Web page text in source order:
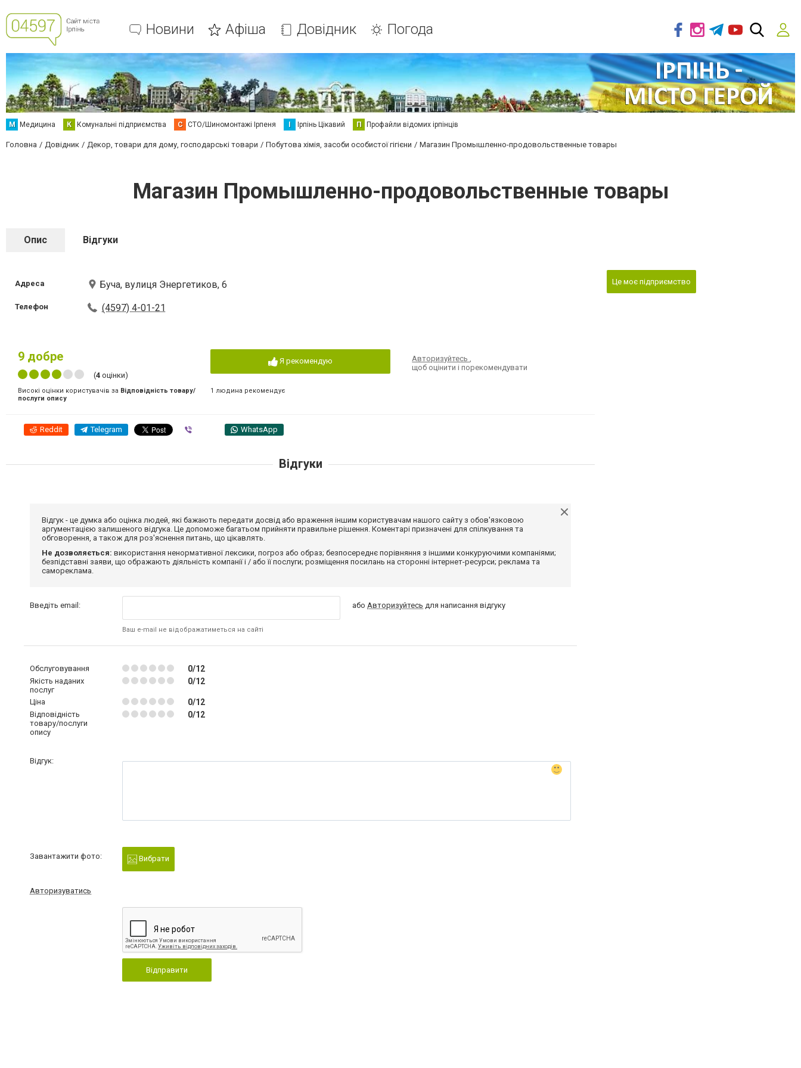
Новини Афіша Довідник Погода
М Медицина К Комунальні підприємства С СТО/Шиномонтажі Ірпеня І Ірпінь Цікавий П Профайли відомих ірпінців
Головна Довідник Декор, товари для дому, господарські товари Побутова хімія, засоби особистої гігієни Магазин Промышленно-продовольственные товары
Магазин Промышленно-продовольственные товары
Опис Відгуки
Адреса Буча, вулиця Энергетиков, 6
Телефон (4597) 4-01-21
9 добре
(4 оцінки)
Високі оцінки користувачів за Відповідність товару/
послуги опису
Я рекомендую
1 людина рекомендує
Авторизуйтесь,
щоб оцінити і порекомендувати
Reddit Telegram WhatsApp
Це моє підприємство
Відгуки
Відгук - це думка або оцінка людей, які бажають передати досвід або враження іншим користувачам нашого сайту з обов'язковою
аргументацією залишеного відгука. Це допоможе багатьом прийняти правильне рішення. Коментарі призначені для спілкування та
обговорення, а також для роз'яснення питань, що цікавлять.
Не дозволяється: використання ненормативної лексики, погроз або образ; безпосереднє порівняння з іншими конкуруючими компаніями;
безпідставні заяви, що ображають діяльність компанії і / або її послуги; розміщення посилань на сторонні інтернет-ресурси; реклама та
самореклама.
Введіть email:
Ваш e-mail не відображатиметься на сайті
абоАвторизуйтесь для написання відгуку
Обслуговування 0/12
Якість наданих
послуг
0/12
Ціна 0/12
Відповідність
товару/послуги
опису
0/12
Відгук:
Завантажити фото: Вибрати
Авторизуватись
Відправити